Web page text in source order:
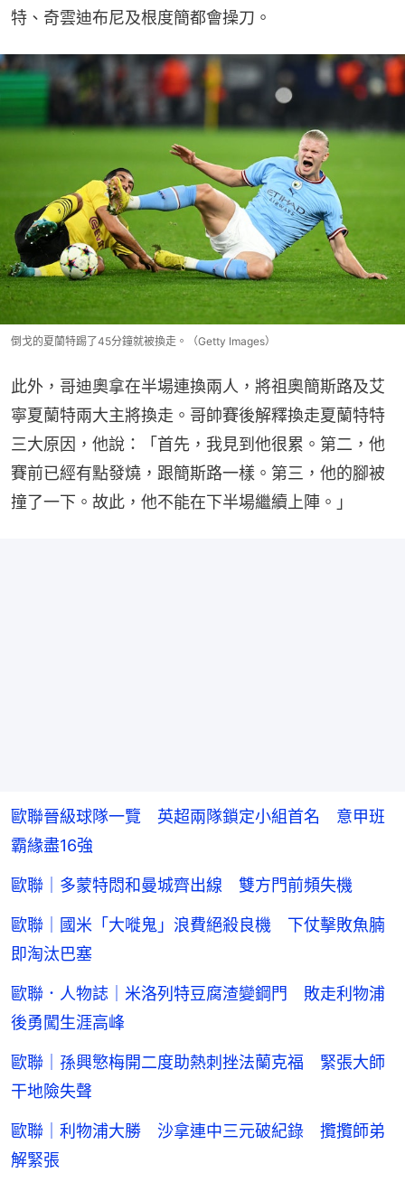
特、奇雲迪布尼及根度簡都會操刀。
倒戈的夏蘭特踢了45分鐘就被換走。（Getty Images）
此外，哥迪奧拿在半場連換兩人，將祖奧簡斯路及艾
寧夏蘭特兩大主將換走。哥帥賽後解釋換走夏蘭特特
三大原因，他說：「首先，我見到他很累。第二，他
賽前已經有點發燒，跟簡斯路一樣。第三，他的腳被
撞了一下。故此，他不能在下半場繼續上陣。」
歐聯晉級球隊一覽 英超兩隊鎖定小組首名 意甲班
霸緣盡16強
歐聯｜多蒙特悶和曼城齊出線 雙方門前頻失機
歐聯｜國米「大嘥鬼」浪費絕殺良機 下仗擊敗魚腩
即淘汰巴塞
歐聯．人物誌｜米洛列特豆腐渣變鋼門 敗走利物浦
後勇闖生涯高峰
歐聯｜孫興慜梅開二度助熱刺挫法蘭克福 緊張大師
干地險失聲
歐聯｜利物浦大勝 沙拿連中三元破紀錄 攬攬師弟
解緊張